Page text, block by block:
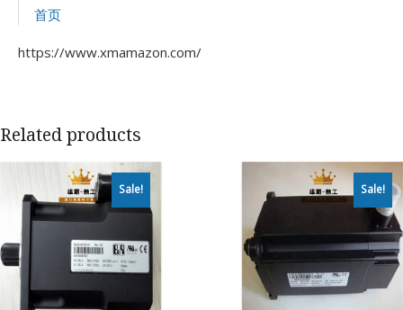
首页
https://www.xmamazon.com/
Related products
Sale! Sale!